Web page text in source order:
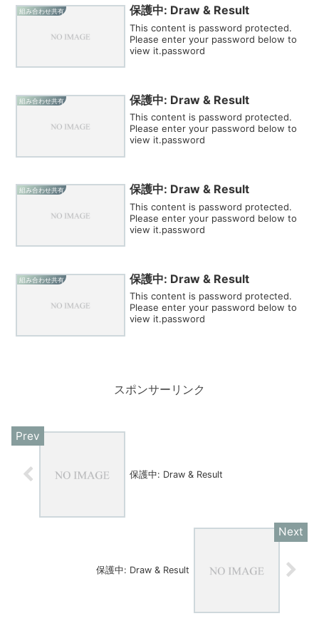
組み合わせ共有 保護中: Draw & Result
This content is password protected.
Please enter your password below to
view it.password
組み合わせ共有 保護中: Draw & Result
This content is password protected.
Please enter your password below to
view it.password
組み合わせ共有 保護中: Draw & Result
This content is password protected.
Please enter your password below to
view it.password
組み合わせ共有 保護中: Draw & Result
This content is password protected.
Please enter your password below to
view it.password
スポンサーリンク
保護中: Draw & Result
保護中: Draw & Result